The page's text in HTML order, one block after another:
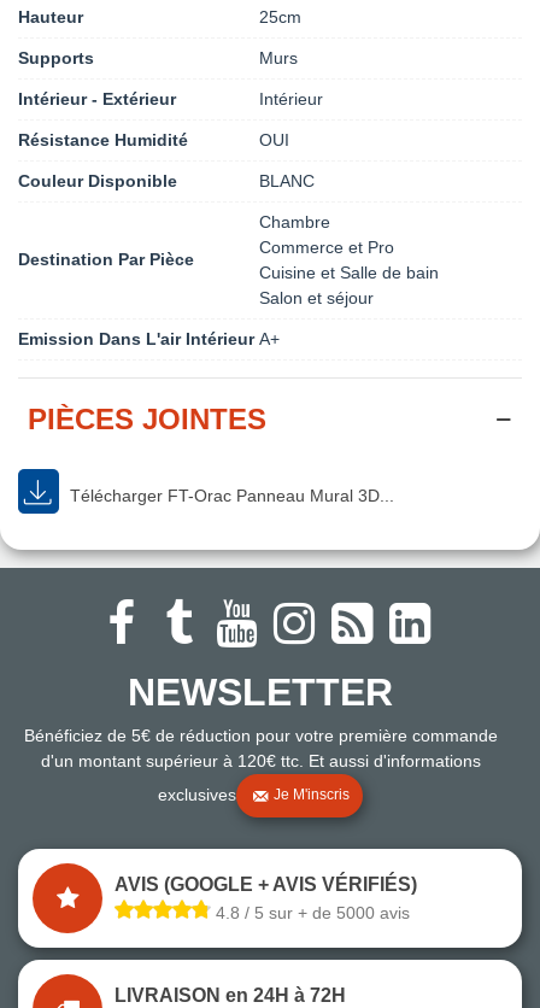
Hauteur 25cm
Supports Murs
Intérieur - Extérieur Intérieur
Résistance Humidité OUI
Couleur Disponible BLANC
Destination Par Pièce
Chambre
Commerce et Pro
Cuisine et Salle de bain
Salon et séjour
Emission Dans L'air Intérieur A+
PIÈCES JOINTES
Télécharger FT-Orac Panneau Mural 3D...
NEWSLETTER
Bénéficiez de 5€ de réduction pour votre première commande
d'un montant supérieur à 120€ ttc. Et aussi d'informations
exclusives
Je M'inscris
AVIS (GOOGLE + AVIS VÉRIFIÉS)
4.8 / 5 sur + de 5000 avis
LIVRAISON en 24H à 72H